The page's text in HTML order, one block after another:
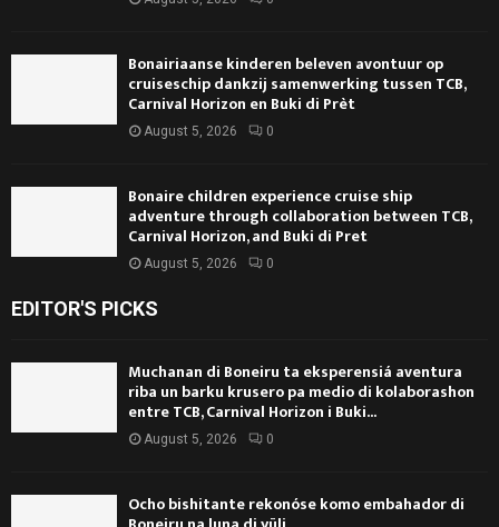
Bonairiaanse kinderen beleven avontuur op
cruiseschip dankzij samenwerking tussen TCB,
Carnival Horizon en Buki di Prèt
August 5, 2026 0
Bonaire children experience cruise ship
adventure through collaboration between TCB,
Carnival Horizon, and Buki di Pret
August 5, 2026 0
EDITOR'S PICKS
Muchanan di Boneiru ta eksperensiá aventura
riba un barku krusero pa medio di kolaborashon
entre TCB, Carnival Horizon i Buki...
August 5, 2026 0
Ocho bishitante rekonóse komo embahador di